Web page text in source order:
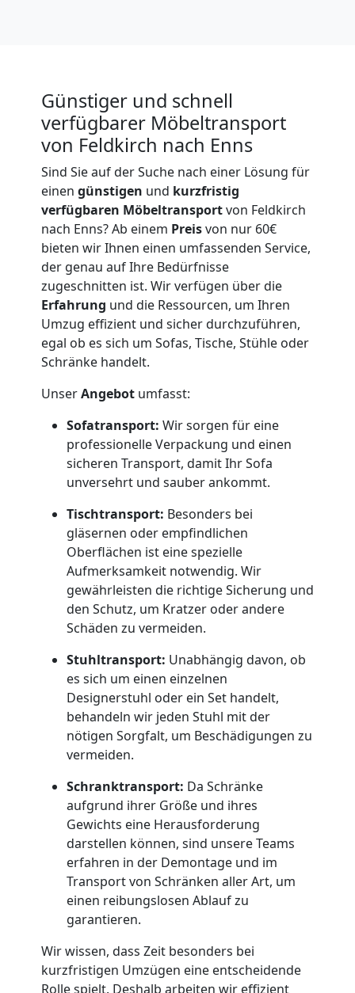
Günstiger und schnell
verfügbarer Möbeltransport
von Feldkirch nach Enns
Sind Sie auf der Suche nach einer Lösung für
einen günstigen und kurzfristig
verfügbaren Möbeltransportvon Feldkirch
nach Enns? Ab einem Preisvon nur 60€
bieten wir Ihnen einen umfassenden Service,
der genau auf Ihre Bedürfnisse
zugeschnitten ist. Wir verfügen über die
Erfahrung und die Ressourcen, um Ihren
Umzug effizient und sicher durchzuführen,
egal ob es sich um Sofas, Tische, Stühle oder
Schränke handelt.
UnserAngebot umfasst:
Sofatransport: Wir sorgen für eine
professionelle Verpackung und einen
sicheren Transport, damit Ihr Sofa
unversehrt und sauber ankommt.
Tischtransport: Besonders bei
gläsernen oder empfindlichen
Oberflächen ist eine spezielle
Aufmerksamkeit notwendig. Wir
gewährleisten die richtige Sicherung und
den Schutz, um Kratzer oder andere
Schäden zu vermeiden.
Stuhltransport: Unabhängig davon, ob
es sich um einen einzelnen
Designerstuhl oder ein Set handelt,
behandeln wir jeden Stuhl mit der
nötigen Sorgfalt, um Beschädigungen zu
vermeiden.
Schranktransport: Da Schränke
aufgrund ihrer Größe und ihres
Gewichts eine Herausforderung
darstellen können, sind unsere Teams
erfahren in der Demontage und im
Transport von Schränken aller Art, um
einen reibungslosen Ablauf zu
garantieren.
Wir wissen, dass Zeit besonders bei
kurzfristigen Umzügen eine entscheidende
Rolle spielt. Deshalb arbeiten wir effizient
Kleiner
Umzug
Feldkirch
Küchenumzug
Feldkirch
Umzug
und
Lagerung
Feldkirch
Service-
Umzug
Feldkirch
Qualitäts-
Umzüge
Feldkirch
Vereinsumzug
Feldkirch
Anfrage